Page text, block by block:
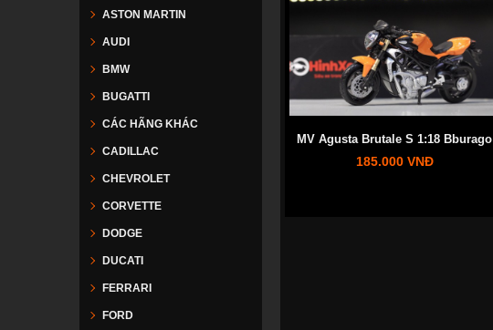
ASTON MARTIN
AUDI
BMW
BUGATTI
CÁC HÃNG KHÁC
CADILLAC
CHEVROLET
CORVETTE
DODGE
DUCATI
FERRARI
FORD
MV Agusta Brutale S 1:18 Bburago
185.000 VNĐ